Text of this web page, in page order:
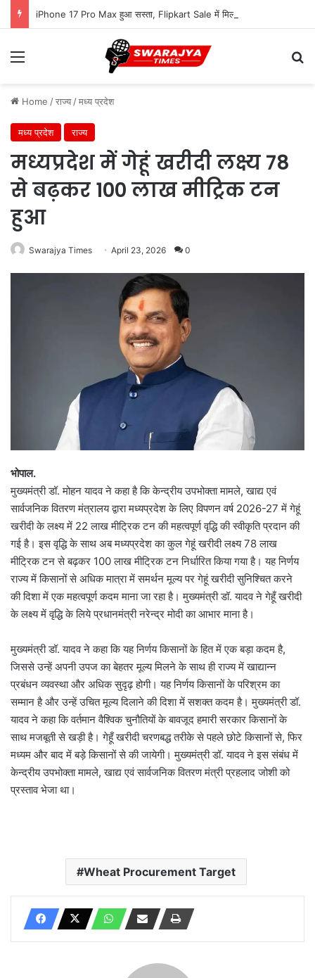
Menu
Home /राज्य /मध्य प्रदेश
मध्य प्रदेश राज्य
मध्यप्रदेश में गेहूं खरीदी लक्ष्य 78
से बढ़कर 100 लाख मीट्रिक टन
हुआ
Swarajya Times April 23, 2026 0
भोपाल.
मुख्यमंत्री डॉ. मोहन यादव ने कहा है कि केन्द्रीय उपभोक्ता मामले, खाद्य एवं
सार्वजनिक वितरण मंत्रालय द्वारा मध्यप्रदेश के लिए विपणन वर्ष 2026-27 में गेहूं
खरीदी के लक्ष्य में 22 लाख मीट्रिक टन की महत्वपूर्ण वृद्धि की स्वीकृति प्रदान की
गई है। इस वृद्धि के साथ अब मध्यप्रदेश का कुल गेहूं खरीदी लक्ष्य 78 लाख
मीट्रिक टन से बढ़कर 100 लाख मीट्रिक टन निर्धारित किया गया है। यह निर्णय
राज्य में किसानों से अधिक मात्रा में समर्थन मूल्य पर गेहूं खरीदी सुनिश्चित करने
की दिशा में एक महत्वपूर्ण कदम माना जा रहा है। मुख्यमंत्री डॉ. यादव ने गेहूँ खरीदी
के लक्ष्य में वृद्धि के लिये प्रधानमंत्री नरेन्द्र मोदी का आभार माना है।
मुख्यमंत्री डॉ. यादव ने कहा कि यह निर्णय किसानों के हित में एक बड़ा कदम है,
जिससे उन्हें अपनी उपज का बेहतर मूल्य मिलने के साथ ही राज्य में खाद्यान्न
प्रबंधन व्यवस्था और अधिक सुदृढ़ होगी। यह निर्णय किसानों के परिश्रम का
सम्मान है और उन्हें उचित मूल्य दिलाने की दिशा में सशक्त कदम है। मुख्यमंत्री डॉ.
यादव ने कहा कि वर्तमान वैश्विक चुनौतियों के बावजूद हमारी सरकार किसानों के
साथ मजबूती से खड़ी है। गेहूँ खरीदी चरणबद्ध तरीके से पहले छोटे किसानों से, फिर
मध्यम और बाद में बड़े किसानों से की जायेगी। मुख्यमंत्री डॉ. यादव ने इस संबंध में
केन्द्रीय उपभोक्ता मामले, खाद्य एवं सार्वजनिक वितरण मंत्री प्रहलाद जोशी को
प्रस्ताव भेजा था।
Wheat Procurement Target